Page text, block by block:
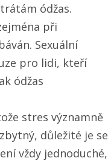
ódžas.
při
Sexuální
pro lidi, kteří
ódžas
stres významně
důležité je se
vždy jednoduché,